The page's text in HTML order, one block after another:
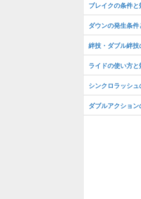
ブレイクの条件と
ダウンの発生条
絆技・ダブル絆
ライドの使い方と
シンクロラッシ
ダブルアクショ